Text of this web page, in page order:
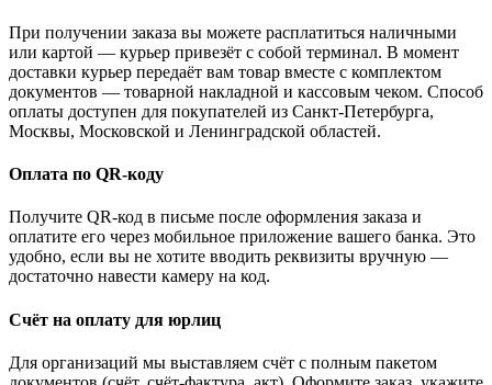
При получении заказа вы можете расплатиться наличными
или картой — курьер привезёт с собой терминал. В момент
доставки курьер передаёт вам товар вместе с комплектом
документов — товарной накладной и кассовым чеком. Способ
оплаты доступен для покупателей из Санкт-Петербурга,
Москвы, Московской и Ленинградской областей.
Оплата по QR-коду
Получите QR-код в письме после оформления заказа и
оплатите его через мобильное приложение вашего банка. Это
удобно, если вы не хотите вводить реквизиты вручную —
достаточно навести камеру на код.
Счёт на оплату для юрлиц
Для организаций мы выставляем счёт с полным пакетом